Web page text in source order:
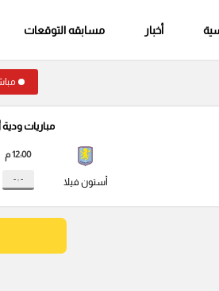
أخبار مسابقه التوقعات
مباريات ودية
أستون فيلا
12:00 م
- : -